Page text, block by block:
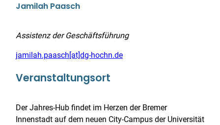
Jamilah Paasch
Assistenz der Geschäftsführung
jamilah.paasch[at]dg-hochn.de
Veranstaltungsort
Der Jahres-Hub findet im Herzen der Bremer
Innenstadt auf dem neuen City-Campus der Universität